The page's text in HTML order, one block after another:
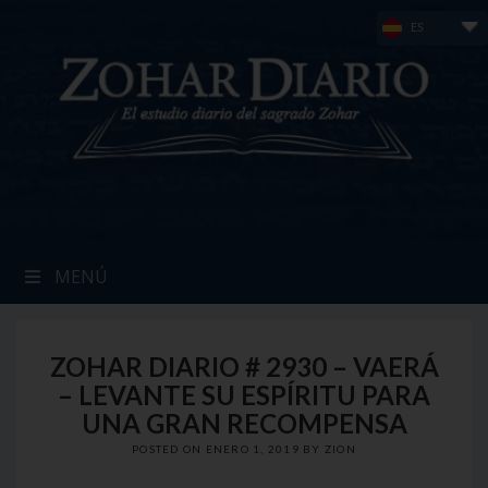
ES
MENÚ
ZOHAR DIARIO # 2930 – VAERÁ
– LEVANTE SU ESPÍRITU PARA
UNA GRAN RECOMPENSA
POSTED ON ENERO 1, 2019 BY ZION